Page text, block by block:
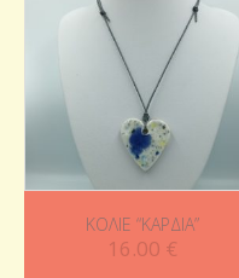
ΚΟΛΙΈ “ΚΑΡΔΙΆ”
16.00 €